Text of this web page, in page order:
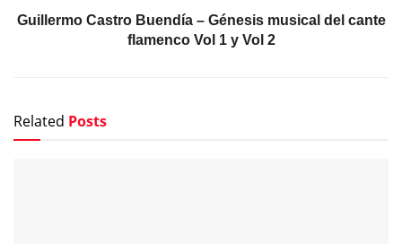
Guillermo Castro Buendía – Génesis musical del cante
flamenco Vol 1 y Vol 2
Related Posts